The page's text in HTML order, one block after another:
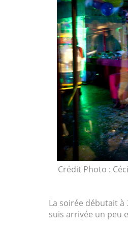
Crédit Photo :
La soirée débutait à
suis arrivée un peu